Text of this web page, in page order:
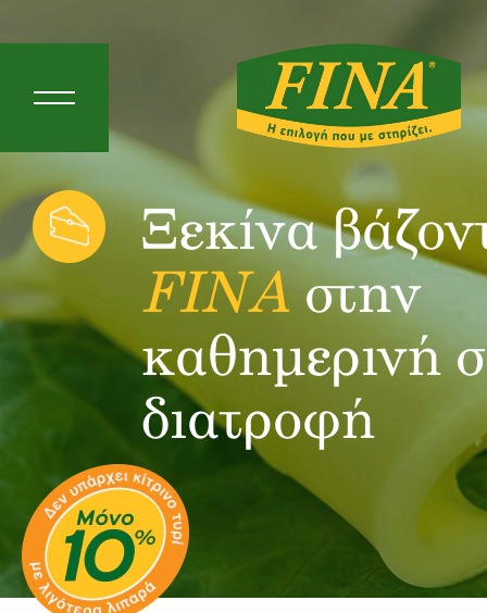
Ξεκίνα
FINAστην
καθημερινή
διατροφή